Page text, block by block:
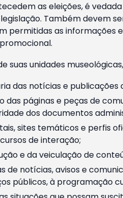
as eleições, é
Também devem
permitidas as informações
suas unidades
das notícias e publicações
das páginas e peças de
dos documentos
sites temáticos e perfis
de interação;
e da veiculação de
de notícias, avisos e
públicos, à programação